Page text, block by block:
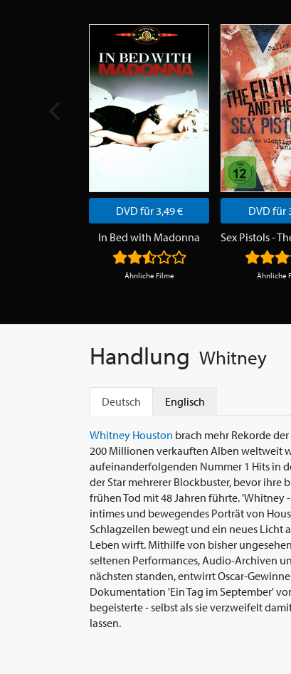
DVD für 3,49 €
In Bed with Madonna
Ähnliche Filme
DVD für
Ähnliche
Handlung Whitney
Deutsch Englisch
Whitney Houston brach mehr Rekorde
200 Millionen verkauften Alben weltweit
aufeinanderfolgenden Nummer 1 Hits in
der Star mehrerer Blockbuster, bevor
frühen Tod mit 48 Jahren führte. 'Whitney
intimes und bewegendes Porträt von
Schlagzeilen bewegt und ein neues Licht
Leben wirft. Mithilfe von bisher
seltenen Performances, Audio-Archiven
nächsten standen, entwirrt Oscar-
Dokumentation 'Ein Tag im September'
begeisterte - selbst als sie verzweifelt
lassen.